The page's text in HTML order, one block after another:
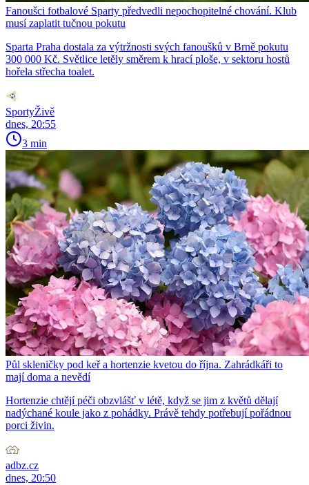
Fanoušci fotbalové Sparty předvedli nepochopitelné chování. Klub
musí zaplatit tučnou pokutu
Sparta Praha dostala za výtržnosti svých fanoušků v Brně pokutu
300 000 Kč. Světlice letěly směrem k hrací ploše, v sektoru hostů
hořela střecha toalet.
SportyŽivě
dnes, 20:55
3 min
Půl skleničky pod keř a hortenzie kvetou do října. Zahrádkáři to
mají doma a nevědí
Hortenzie chtějí péči obzvlášť v létě, když se jim z květů dělají
nadýchané koule jako z pohádky. Právě tehdy potřebují pořádnou
porci živin.
adbz.cz
dnes, 20:50